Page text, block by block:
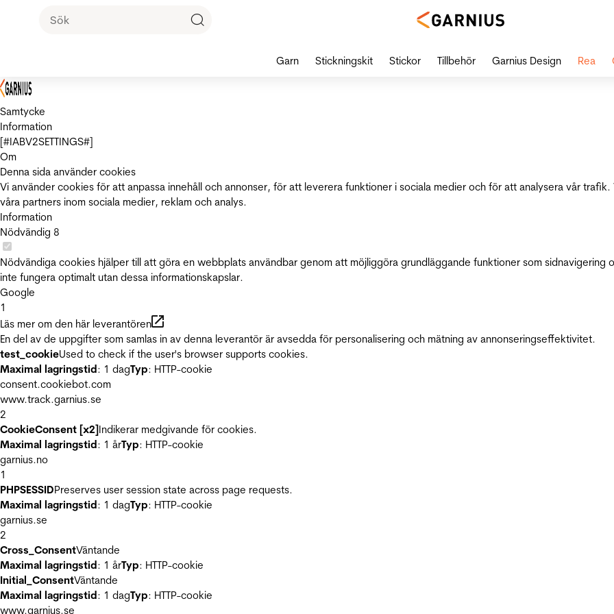
Samtycke
Information
[#IABV2SETTINGS#]
Om
Denna sida använder cookies
Vi använder cookies för att anpassa innehåll och annonser, för att leverera funktioner i sociala medier och för att analysera vår
våra partners inom sociala medier, reklam och analys.
Information
Nödvändig 8
Nödvändiga cookies hjälper till att göra en webbplats användbar genom att möjliggöra grundläggande funktioner som
inte fungera optimalt utan dessa informationskapslar.
Google
1
Läs mer om den här leverantören
En del av de uppgifter som samlas in av denna leverantör är avsedda för personalisering och mätning av annonseringseffektivitet.
test_cookieUsed to check if the user's browser supports cookies.
Maximal lagringstid: 1 dagTyp: HTTP-cookie
consent.cookiebot.com
www.track.garnius.se
2
CookieConsent [x2]Indikerar medgivande för cookies.
Maximal lagringstid: 1 årTyp: HTTP-cookie
garnius.no
1
PHPSESSIDPreserves user session state across page requests.
Maximal lagringstid: 1 dagTyp: HTTP-cookie
garnius.se
2
Cross_ConsentVäntande
Maximal lagringstid: 1 årTyp: HTTP-cookie
Initial_ConsentVäntande
Maximal lagringstid: 1 dagTyp: HTTP-cookie
www.garnius.se
Garn Stickningskit Stickor Tillbehör Garnius Design Rea